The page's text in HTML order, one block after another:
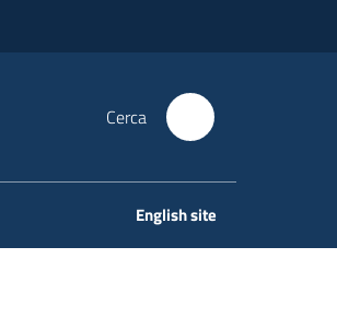
Cerca
English site